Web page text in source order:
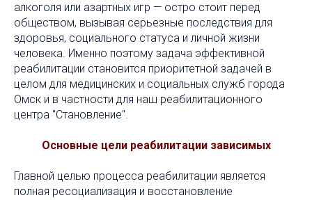
алкоголя или азартных игр — остро стоит перед
обществом, вызывая серьезные последствия для
здоровья, социального статуса и личной жизни
человека. Именно поэтому задача эффективной
реабилитации становится приоритетной задачей в
целом для медицинских и социальных служб города
Омск и в частности для наш реабилитационного
центра "Становление".
Основные цели реабилитации зависимых
Главной целью процесса реабилитации является
полная ресоциализация и восстановление